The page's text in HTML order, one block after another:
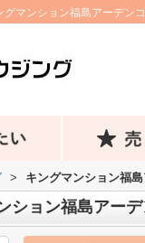
グマンション福島アーデン
> キングマンション福
ション福島アーデ